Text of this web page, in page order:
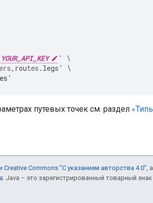
YOUR_API_KEY '
\
, routes .legs'
\
путевых точек см. раздел
Creative Commons "С указанием авторства 4.0" ,
. Java – это зарегистрированный товарный